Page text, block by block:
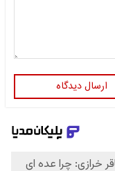
ارسال دیدگاه